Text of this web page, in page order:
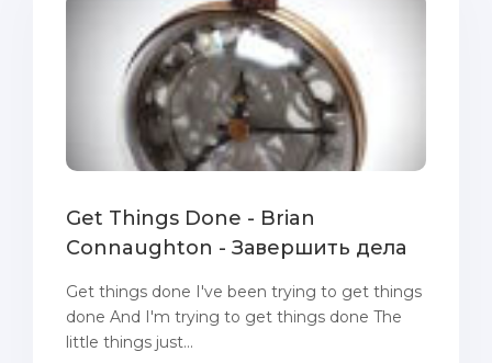
Get Things Done - Brian
Connaughton - Завершить дела
Get things done I've been trying to get things
done And I'm trying to get things done The
little things just...